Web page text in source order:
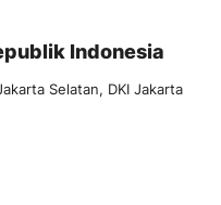
Indonesia
Selatan, DKI Jakarta